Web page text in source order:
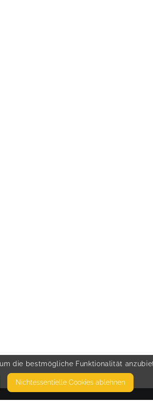
die bestmögliche Funktionalität
Nicht­essentielle Cookies ablehnen